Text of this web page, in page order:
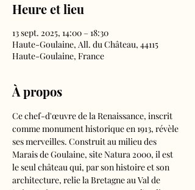
Heure et lieu
13 sept. 2025, 14:00 – 18:30
Haute-Goulaine, All. du Château, 44115
Haute-Goulaine, France
À propos
Ce chef-d'œuvre de la Renaissance, inscrit
comme monument historique en 1913, révèle
ses merveilles. Construit au milieu des
Marais de Goulaine, site Natura 2000, il est
le seul château qui, par son histoire et son
architecture, relie la Bretagne au Val de